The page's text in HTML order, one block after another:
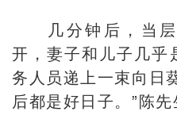
几分钟后，当
开，妻子和儿子几乎
务人员递上一束向日
后都是好日子。”陈